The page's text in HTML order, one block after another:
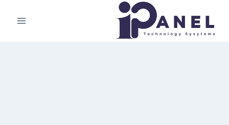
المحتوى